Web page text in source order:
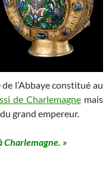
l’Abbaye constitué au
de Charlemagne mais
grand empereur.
Charlemagne. »